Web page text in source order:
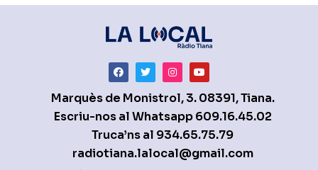
Marquès de Monistrol, 3. 08391, Tiana.
Escriu-nos al Whatsapp609.16.45.02
Truca’ns al 934.65.75.79
radiotiana.lalocal@gmail.com